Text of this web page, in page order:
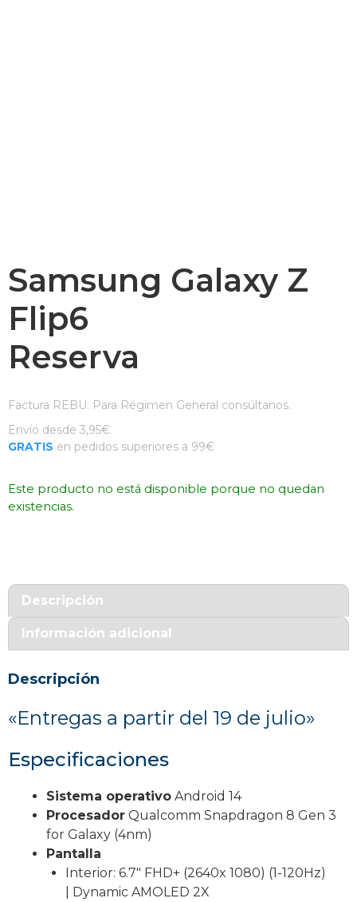
Samsung Galaxy Z
Flip6
Reserva
Factura REBU. Para Régimen General consúltanos.
Envío desde 3,95€
GRATIS en pedidos superiores a 99€
Este producto no está disponible porque no quedan
existencias.
Descripción
Información adicional
Descripción
«Entregas a partir del 19 de julio»
Especificaciones
Sistema operativo Android 14
Procesador Qualcomm Snapdragon 8 Gen 3
for Galaxy (4nm)
Pantalla
Interior: 6.7″ FHD+ (2640x 1080) (1-120Hz)
| Dynamic AMOLED 2X